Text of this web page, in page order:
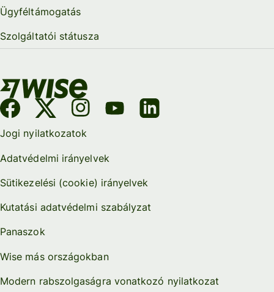
Ügyféltámogatás
Szolgáltatói státusza
Jogi nyilatkozatok
Adatvédelmi irányelvek
Sütikezelési (cookie) irányelvek
Kutatási adatvédelmi szabályzat
Panaszok
Wise más országokban
Modern rabszolgaságra vonatkozó nyilatkozat